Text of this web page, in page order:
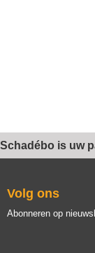
Schadébo is uw
Volg ons
Abonneren op